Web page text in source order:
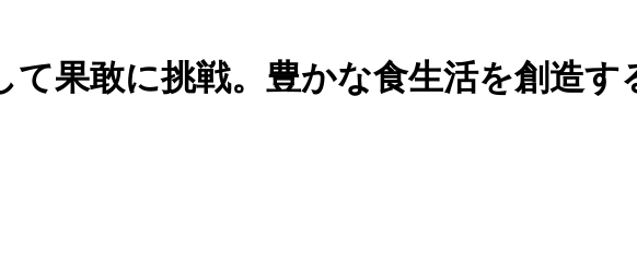
て果敢に挑戦。豊かな食生活を創造す